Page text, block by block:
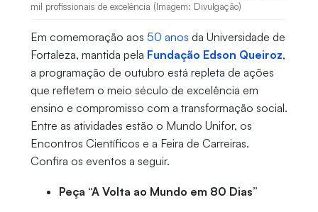
mil profissionais de excelência (Imagem: Divulgação)
Em comemoração aos 50 anos da Universidade de
Fortaleza, mantida pela Fundação Edson Queiroz,
a programação de outubro está repleta de ações
que refletem o meio século de excelência em
ensino e compromisso com a transformação social.
Entre as atividades estão o Mundo Unifor, os
Encontros Científicos e a Feira de Carreiras.
Confira os eventos a seguir.
Peça “A Volta ao Mundo em 80 Dias”